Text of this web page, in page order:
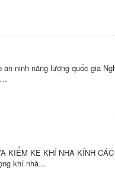
ninh năng lượng quốc gia
KIỂM KÊ KHÍ NHÀ KÍNH
khí nhà…